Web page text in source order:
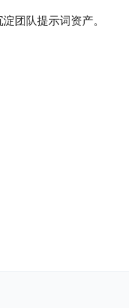
团队提示词资产。